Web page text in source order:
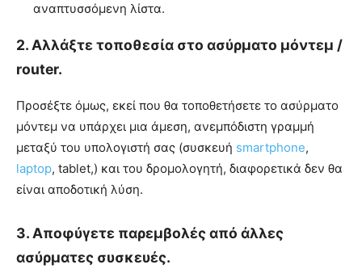
αναπτυσσόμενη λίστα.
2. Αλλάξτε τοποθεσία στο ασύρματο μόντεμ /
router.
Προσέξτε όμως, εκεί που θα τοποθετήσετε το ασύρματο
μόντεμ να υπάρχει μια άμεση, ανεμπόδιστη γραμμή
μεταξύ του υπολογιστή σας (συσκευή smartphone,
laptop, tablet,) και του δρομολογητή, διαφορετικά δεν θα
είναι αποδοτική λύση.
3. Αποφύγετε παρεμβολές από άλλες
ασύρματες συσκευές.